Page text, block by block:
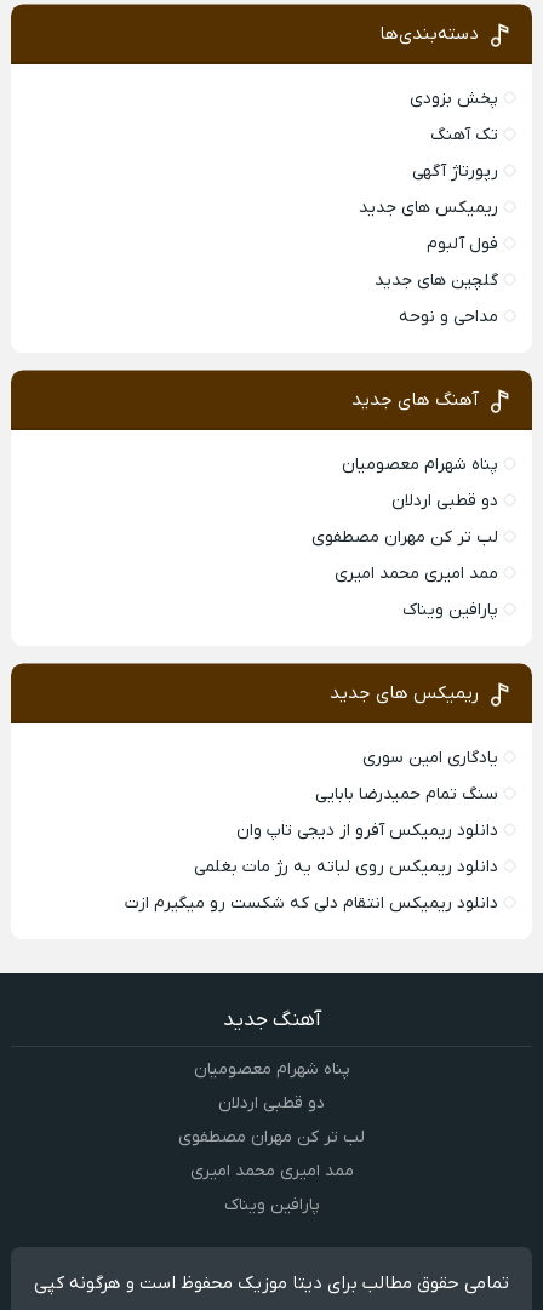
دسته‌بندی‌ها
پخش بزودی
تک آهنگ
رپورتاژ آگهی
ریمیکس های جدید
فول آلبوم
گلچین های جدید
مداحی و نوحه
آهنگ های جدید
پناه شهرام معصومیان
دو قطبی اردلان
لب تر کن مهران مصطفوی
ممد امیری محمد امیری
پارافین ویناک
ریمیکس های جدید
یادگاری امین سوری
سنگ تمام حمیدرضا بابایی
دانلود ریمیکس آفرو از ديجی تاپ وان
دانلود ریمیکس روی لباته یه رژ مات بغلمی
دانلود ریمیکس انتقام دلی که شکست رو میگیرم ازت
آهنگ جدید
پناه شهرام معصومیان
دو قطبی اردلان
لب تر کن مهران مصطفوی
ممد امیری محمد امیری
پارافین ویناک
تمامی حقوق مطالب برای دیتا موزیک محفوظ است و هرگونه کپی